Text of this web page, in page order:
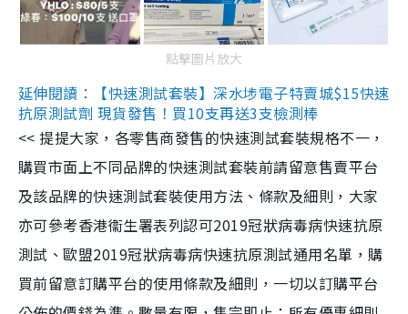
點擊圖片放大
延伸閱讀：【快速測試套裝】深水埗電子特賣城$15快速
抗原測試劑 現貨發售！買10支再送3支檢測棒
<< 提提大家，各零售商發售的快速測試套裝規格不一，
購買市面上不同品牌的快速測試套裝前請留意售賣平台
及該品牌的快速測試套裝使用方法、條款及細則，大家
亦可參考香港衞生署表列認可2019冠狀病毒病快速抗原
測試、歐盟2019冠狀病毒病快速抗原測試通用名單，購
買前留意訂購平台的使用條款及細則，一切以訂購平台